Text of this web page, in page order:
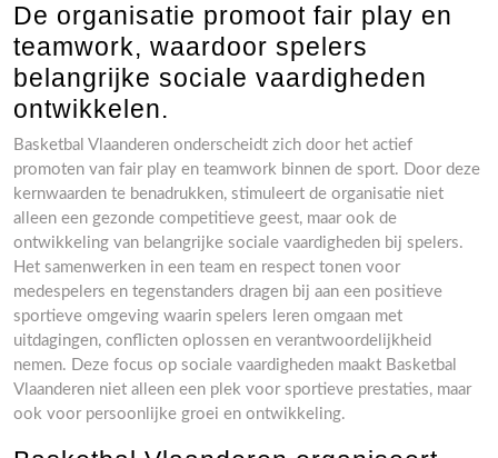
De organisatie promoot fair play en
teamwork, waardoor spelers
belangrijke sociale vaardigheden
ontwikkelen.
Basketbal Vlaanderen onderscheidt zich door het actief
promoten van fair play en teamwork binnen de sport. Door deze
kernwaarden te benadrukken, stimuleert de organisatie niet
alleen een gezonde competitieve geest, maar ook de
ontwikkeling van belangrijke sociale vaardigheden bij spelers.
Het samenwerken in een team en respect tonen voor
medespelers en tegenstanders dragen bij aan een positieve
sportieve omgeving waarin spelers leren omgaan met
uitdagingen, conflicten oplossen en verantwoordelijkheid
nemen. Deze focus op sociale vaardigheden maakt Basketbal
Vlaanderen niet alleen een plek voor sportieve prestaties, maar
ook voor persoonlijke groei en ontwikkeling.